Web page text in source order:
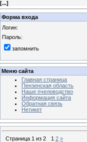
[...]
Форма входа
Логин:
Пароль:
запомнить
Меню сайта
Главная страница
Пензенская область
Наше пчеловодство
Информация сайта
Обратная связь
Нетикет
Страница 1 из 2 1 2 »